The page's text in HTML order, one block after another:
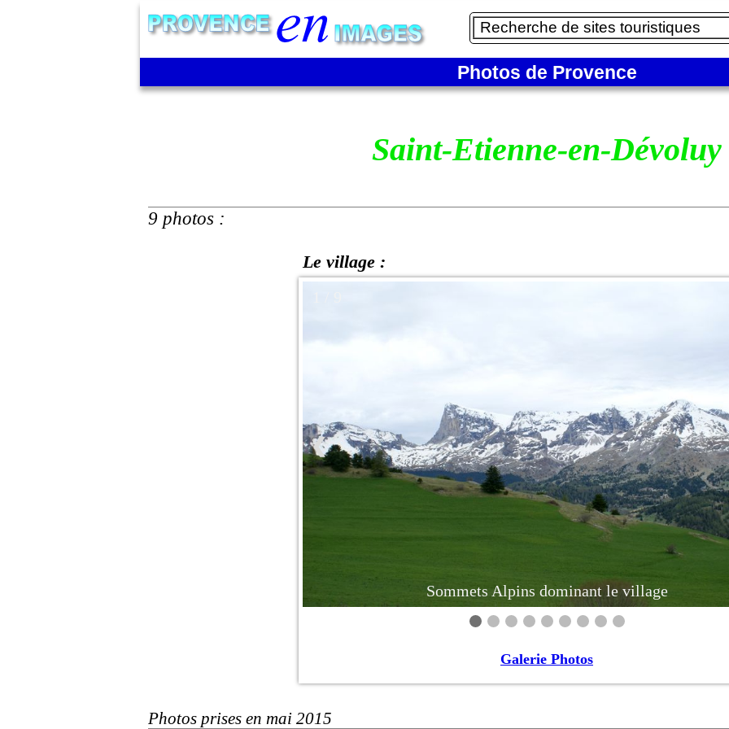
Photos de Provence
Saint-Etienne-en-Dévoluy
9 photos :
Le village :
Sommets Alpins dominant le village
❮
Galerie Photos
Photos prises en mai 2015